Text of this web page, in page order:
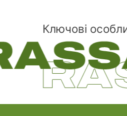
Ключові